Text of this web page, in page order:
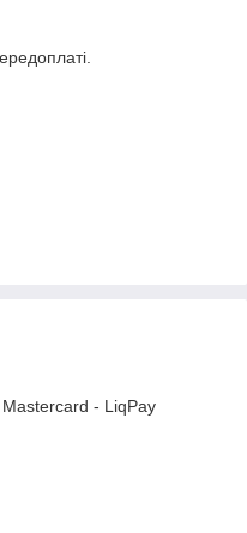
- LiqPay